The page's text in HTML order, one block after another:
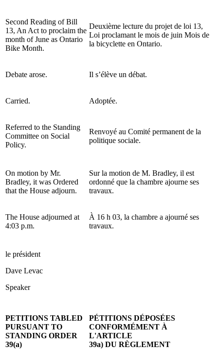
Second Reading of Bill
13, An Act to proclaim the
month of June as Ontario
Bike Month.
Deuxième lecture du projet de loi 13,
Loi proclamant le mois de juin Mois de
la bicyclette en Ontario.
Debate arose. Il s’élève un débat.
Carried. Adoptée.
Referred to the Standing
Committee on Social
Policy.
Renvoyé au Comité permanent de la
politique sociale.
On motion by Mr.
Bradley, it was Ordered
that the House adjourn.
Sur la motion de M. Bradley, il est
ordonné que la chambre ajourne ses
travaux.
The House adjourned at
4:03 p.m.
À 16 h 03, la chambre a ajourné ses
travaux.
le président
Dave Levac
Speaker
PETITIONS TABLED
PURSUANT TO
STANDING ORDER
39(a)
PÉTITIONS DÉPOSÉES
CONFORMÉMENT À
L'ARTICLE
39a) DU RÈGLEMENT